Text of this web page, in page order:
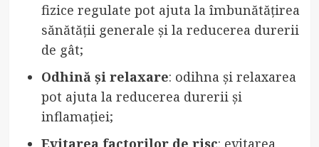
fizice regulate pot ajuta la îmbunătățirea
sănătății generale și la reducerea durerii
de gât;
Odhină și relaxare: odihna și relaxarea
pot ajuta la reducerea durerii și
inflamației;